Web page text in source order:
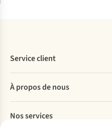
Service client
Commander
Payer
Livraison
À propos de nous
Explore More
Nos services